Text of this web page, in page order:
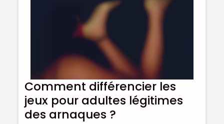
Comment différencier les
jeux pour adultes légitimes
des arnaques ?